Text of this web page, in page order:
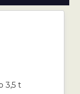
3,5 t